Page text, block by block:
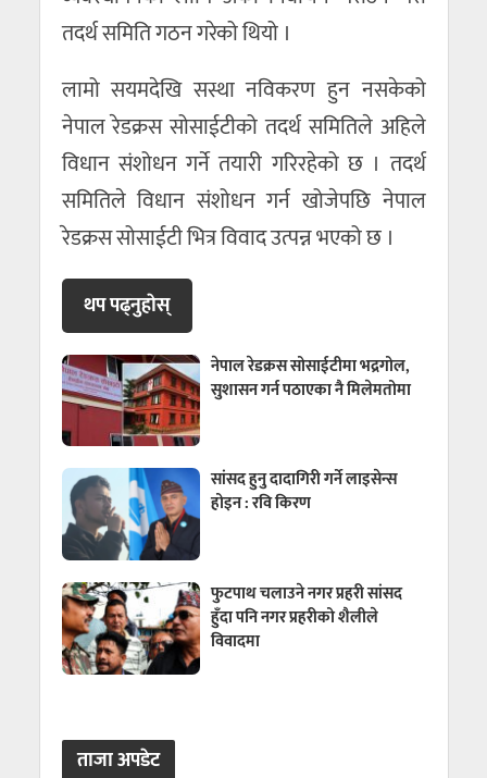
तदर्थ समिति गठन गरेको थियो ।
लामो सयमदेखि सस्था नविकरण हुन नसकेको
नेपाल रेडक्रस सोसाईटीको तदर्थ समितिले अहिले
विधान संशोधन गर्ने तयारी गरिरहेको छ । तदर्थ
समितिले विधान संशोधन गर्न खोजेपछि नेपाल
रेडक्रस सोसाईटी भित्र विवाद उत्पन्न भएको छ ।
थप पढ्नुहाेस्
नेपाल रेडक्रस सोसाईटीमा भद्रगोल,
सुशासन गर्न पठाएका नै मिलेमतोमा
सांसद हुनु दादागिरी गर्ने लाइसेन्स
होइन : रवि किरण
फुटपाथ चलाउने नगर प्रहरी सांसद
हुँदा पनि नगर प्रहरीको शैलीले
विवादमा
ताजा अपडेट